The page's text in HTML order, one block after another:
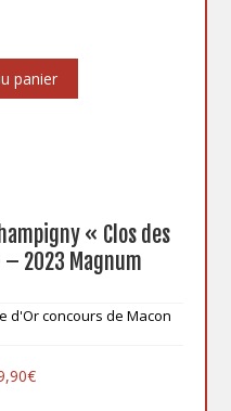
panier
« Clos des
2023 Magnum
d'Or concours de Macon
€